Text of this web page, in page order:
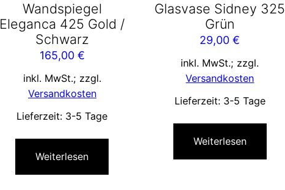
Wandspiegel
Eleganca 425 Gold /
Schwarz
165,00 €
inkl. MwSt.; zzgl.
Versandkosten
Lieferzeit: 3-5 Tage
Weiterlesen
Glasvase Sidney 325
Grün
29,00€
inkl. MwSt.; zzgl.
Versandkosten
Lieferzeit: 3-5 Tage
Weiterlesen